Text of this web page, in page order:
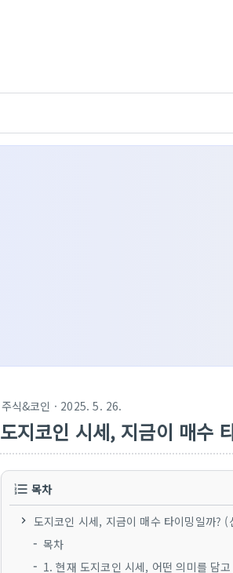
주식&코인 · 2025. 5. 26.
도지코인 시세, 지금이 매수
목차
도지코인 시세, 지금이 매수 타이밍일까?
목차
1. 현재 도지코인 시세, 어떤 의미를 담